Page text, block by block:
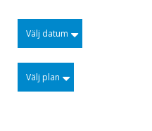
Välj datum
Välj plan